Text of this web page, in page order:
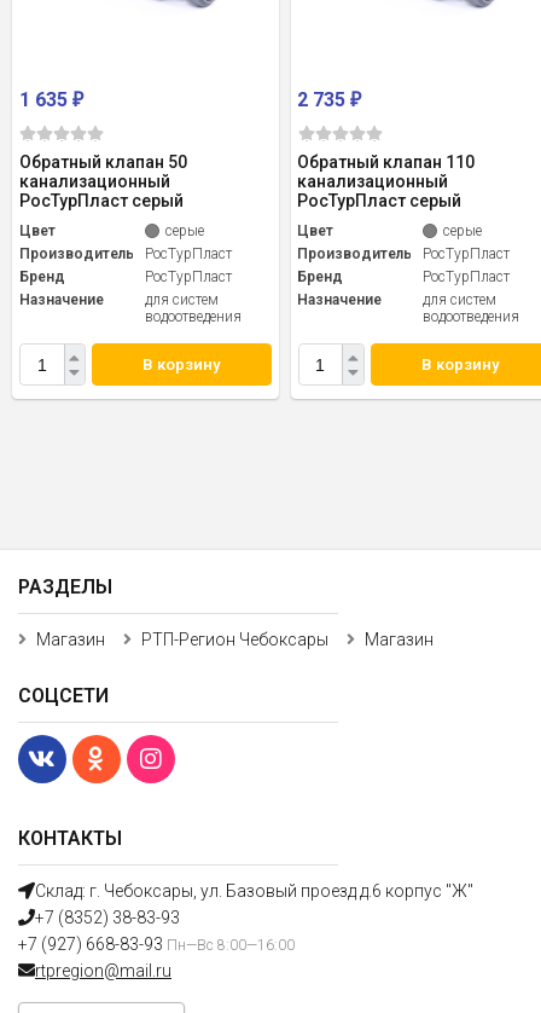
1 635 ₽
Обратный клапан 50
канализационный
РосТурПласт серый
Цвет
серые
Производитель
РосТурПласт
Бренд
РосТурПласт
Назначение
для систем
водоотведения
В корзину
2 735₽
Обратный клапан 110
канализационный
РосТурПласт серый
Цвет
серые
Производитель
РосТурПласт
Бренд
РосТурПласт
Назначение
для систем
водоотведения
В корзину
КОНТАКТЫ
Склад: г. Чебоксары, ул. Базовый проезд д.6 корпус "Ж"
+7 (8352) 38-83-93
+7 (927) 668-83-93 Пн—Вс 8:00—16:00
rtpregion@mail.ru
РАЗДЕЛЫ
Магазин РТП-Регион Чебоксары Магазин
СОЦСЕТИ